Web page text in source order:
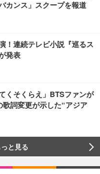
カンス」スクープを報道
！連続テレビ小説『巡るス
発表
くそくらえ」BTSファンが
詞変更が示した“アジア
と見る